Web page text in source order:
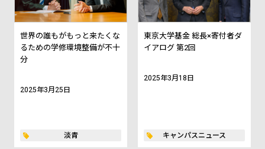
世界の誰もがもっと来たくな
るための学修環境整備が不十
分
2025年3月25日
淡青
東京大学基金 総長×寄付者ダ
イアログ 第2回
2025年3月18日
キャンパスニュース